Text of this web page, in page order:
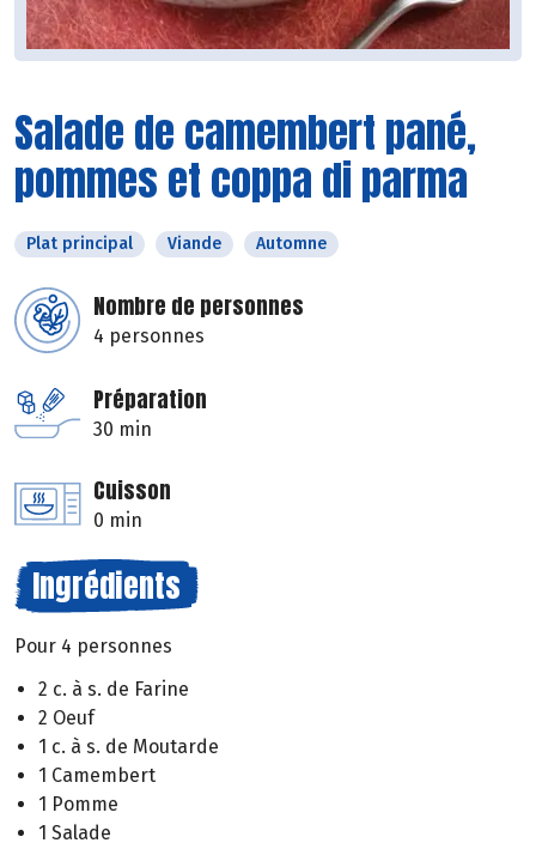
Salade de camembert pané,
pommes et coppa di parma
Plat principal Viande Automne
Nombre de personnes
4 personnes
Préparation
30 min
Cuisson
0 min
Ingrédients
Pour 4 personnes
2 c. à s. de Farine
2 Oeuf
1 c. à s. de Moutarde
1 Camembert
1 Pomme
1 Salade